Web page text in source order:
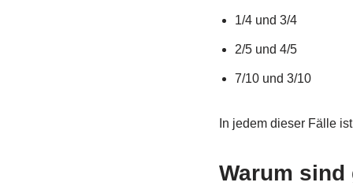
1/4 und 3/4
2/5 und 4/5
7/10 und 3/10
In jedem dieser Fälle
Warum